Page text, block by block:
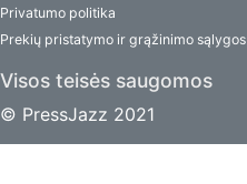
Privatumo politika
Prekių pristatymo ir grąžinimo sąlygos
Visos teisės saugomos
© PressJazz 2021